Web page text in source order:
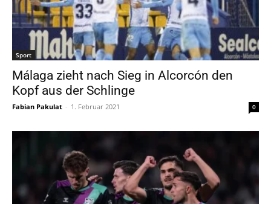
Sport
Málaga zieht nach Sieg in Alcorcón den
Kopf aus der Schlinge
Fabian Pakulat - 1. Februar 2021 0